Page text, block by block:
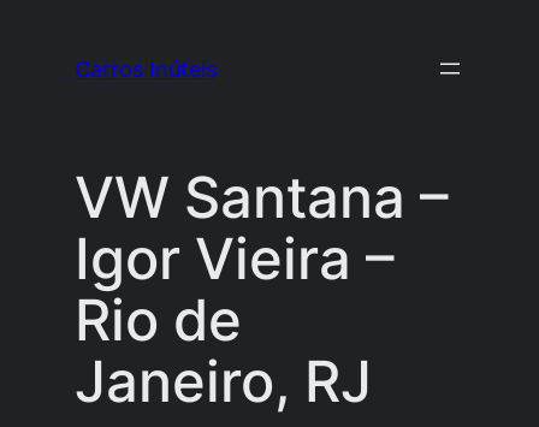
Carros Inúteis
VW Santana –
Igor Vieira –
Rio de
Janeiro, RJ